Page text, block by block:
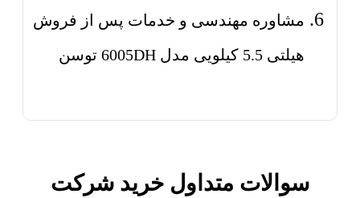
مشاوره مهندسی و خدمات پس از فروش
هیلتی 5.5 کیلویی مدل 6005DH توسن
سوالات متداول خرید شرکت